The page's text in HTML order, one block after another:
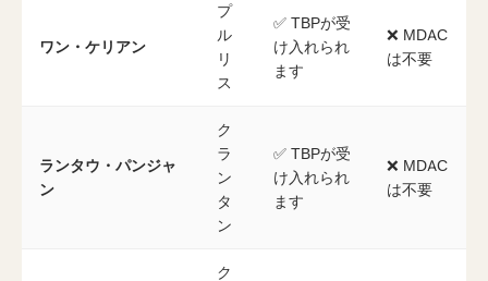
ワン・ケリアン
プ
ル
リ
ス
✅ TBPが受
け入れられ
ます
❌ MDAC
は不要
ランタウ・パンジャ
ン
ク
ラ
ン
タ
ン
✅ TBPが受
け入れられ
ます
❌ MDAC
は不要
ク